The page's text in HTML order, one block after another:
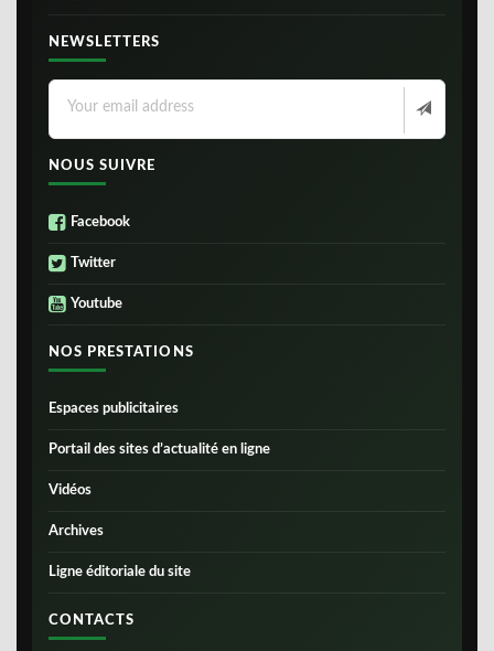
NEWSLETTERS
NOUS SUIVRE
Facebook
Twitter
Youtube
NOS PRESTATIONS
Espaces publicitaires
Portail des sites d’actualité en ligne
Vidéos
Archives
Ligne éditoriale du site
CONTACTS